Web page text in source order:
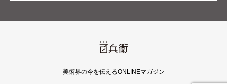
美術界の今を伝えるONLINEマガジン